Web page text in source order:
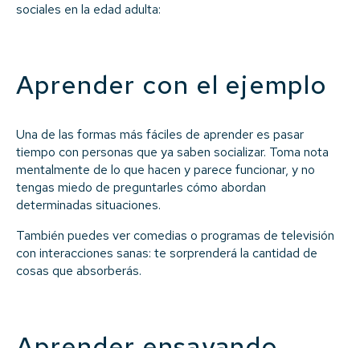
sociales en la edad adulta:
Aprender con el ejemplo
Una de las formas más fáciles de aprender es pasar
tiempo con personas que ya saben socializar. Toma nota
mentalmente de lo que hacen y parece funcionar, y no
tengas miedo de preguntarles cómo abordan
determinadas situaciones.
También puedes ver comedias o programas de televisión
con interacciones sanas: te sorprenderá la cantidad de
cosas que absorberás.